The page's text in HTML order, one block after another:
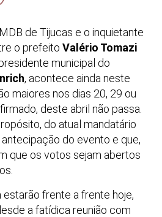
de Tijucas e o inquietante
o prefeito Valério Tomazi
municipal do
, acontece ainda neste
maiores nos dias 20, 29 ou
deste abril não passa.
do atual mandatário
do evento e que,
que os votos sejam abertos
estarão frente a frente hoje,
a fatídica reunião com